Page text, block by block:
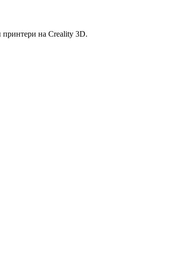
принтери на Creality 3D.